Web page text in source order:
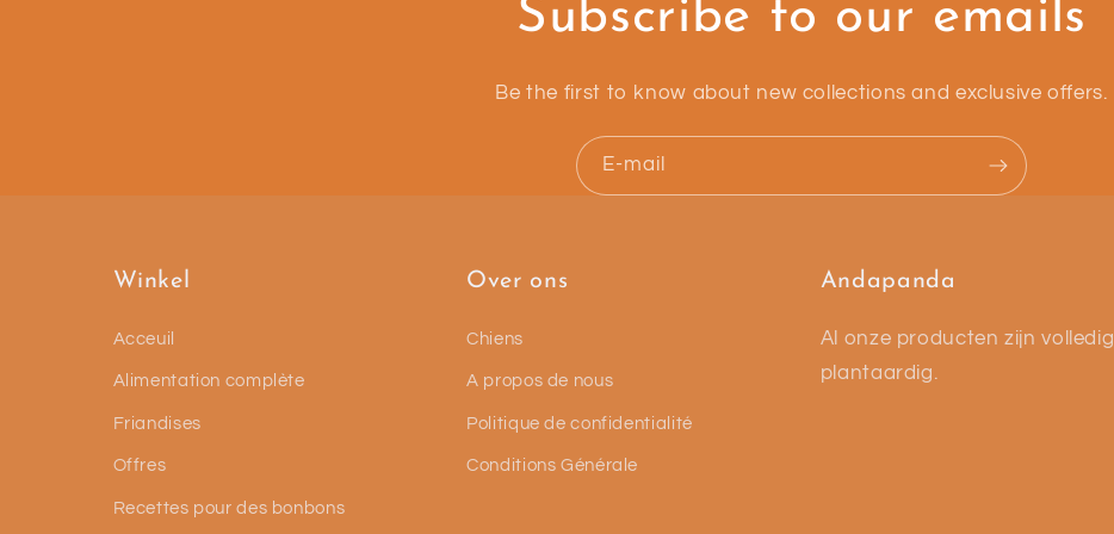
Subscribe to our emails
Be the first to know about new collections and exclusive offers.
E-mail
Winkel
Acceuil
Alimentation complète
Friandises
Offres
Recettes pour des bonbons
Over ons
Chiens
A propos de nous
Politique de confidentialité
Conditions Générale
Andapanda
Al onze producten zijn volledig
plantaardig.